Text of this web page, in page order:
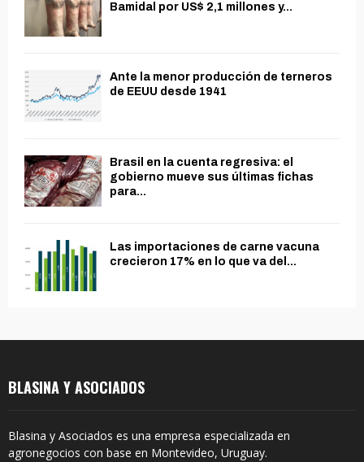
Bamidal por US$ 2,1 millones y...
Ante la menor producción de terneros
de EEUU desde 1941
Brasil en la cuenta regresiva: el
gobierno mueve sus últimas fichas
para...
Las importaciones de carne vacuna
crecieron 17% en lo que va del...
BLASINA Y ASOCIADOS
Blasina y Asociados es una empresa especializada en
agronegocios con base en Montevideo, Uruguay.